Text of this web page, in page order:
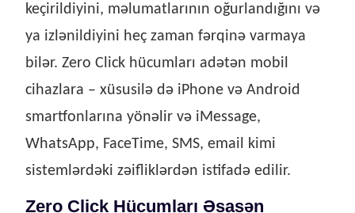
keçirildiyini, məlumatlarının oğurlandığını və
ya izlənildiyini heç zaman fərqinə varmaya
bilər. Zero Click hücumları adətən mobil
cihazlara – xüsusilə də iPhone və Android
smartfonlarına yönəlir və iMessage,
WhatsApp, FaceTime, SMS, email kimi
sistemlərdəki zəifliklərdən istifadə edilir.
Zero Click Hücumları Əsasən